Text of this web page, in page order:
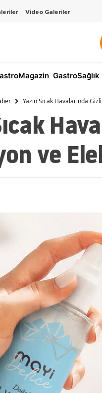
Video Galeriler
GastroSağlık
Yazın Sıcak Havalarında
ve